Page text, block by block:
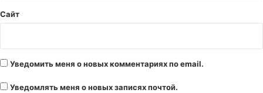
Сайт
Уведомить меня о новых комментариях по email.
Уведомлять меня о новых записях почтой.